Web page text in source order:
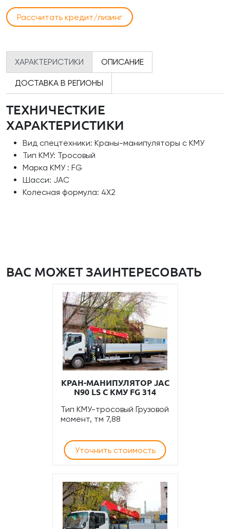
Рассчитать кредит/лизинг
ХАРАКТЕРИСТИКИ ОПИСАНИЕ
ДОСТАВКА В РЕГИОНЫ
ТЕХНИЧЕСТКИЕ
ХАРАКТЕРИСТИКИ
Вид спецтехники: Краны-манипуляторы с КМУ
Тип КМУ: Тросовый
Марка КМУ : FG
Шасси: JAC
Колесная формула: 4Х2
ВАС МОЖЕТ ЗАИНТЕРЕСОВАТЬ
КРАН-МАНИПУЛЯТОР JAC
N90 LS С КМУ FG 314
Тип КМУ-тросовый Грузовой
момент, тм 7,88
Уточнить стоимость